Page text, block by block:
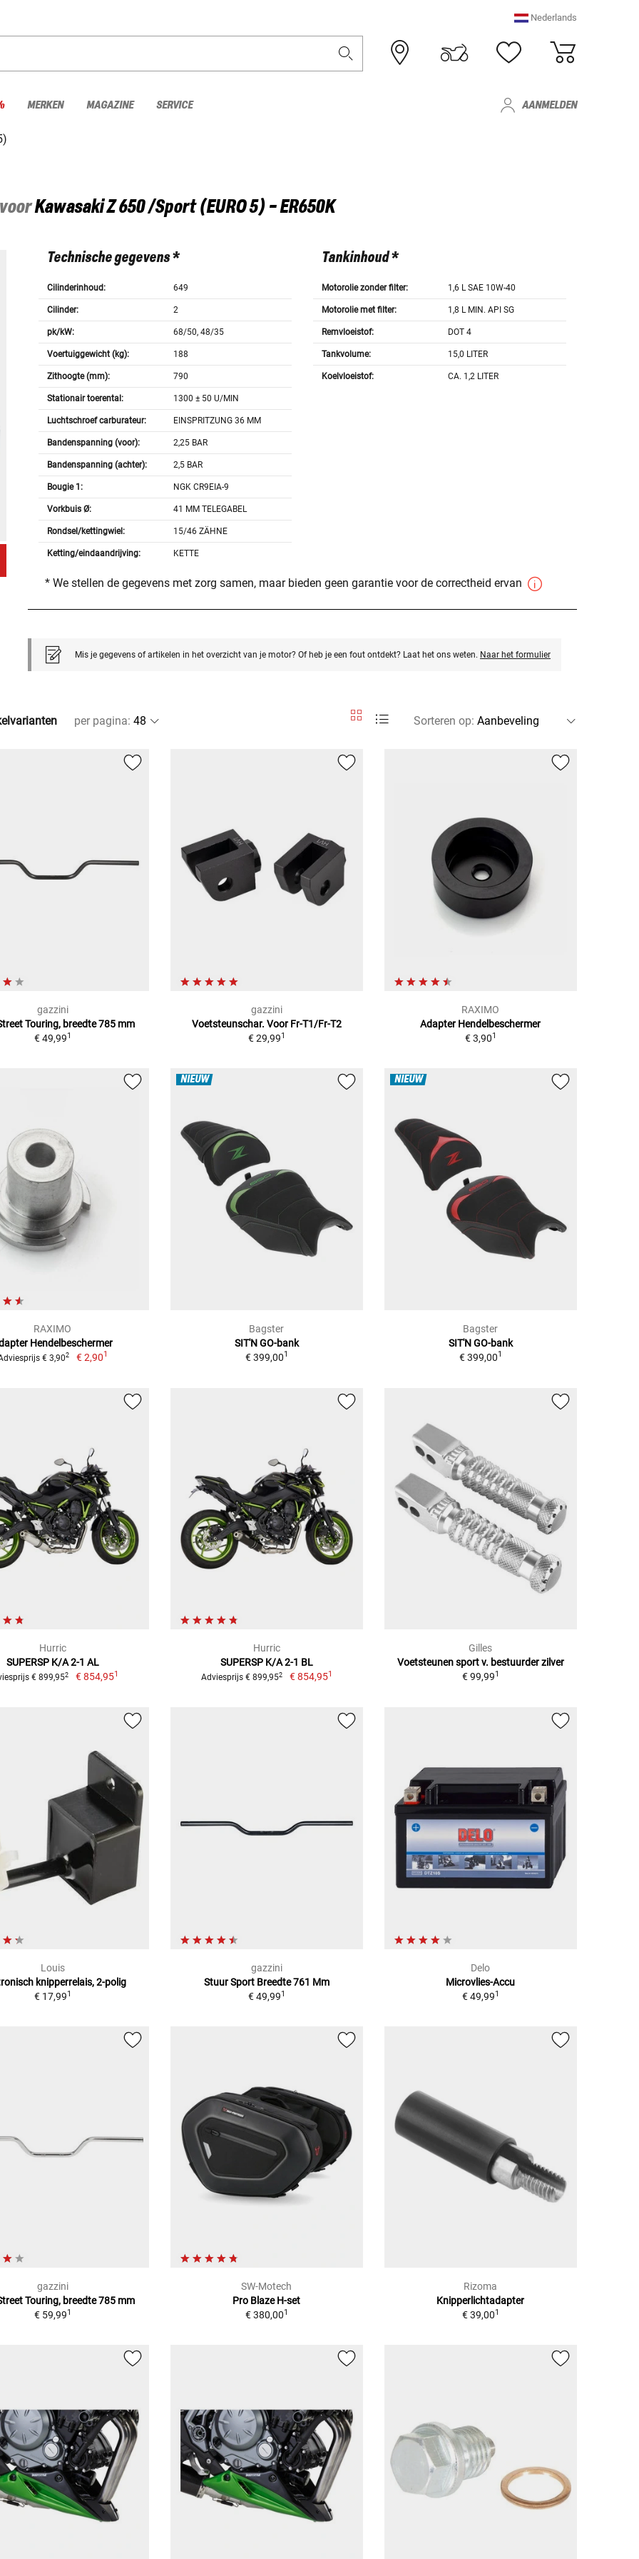
Nederlands
MERKEN MAGAZINE SERVICE AANMELDEN
KawasakiZ 650 /Sport (EURO 5) - ER650K
Technische gegevens *
Cilinderinhoud: 649
Cilinder: 2
pk/kW: 68/50, 48/35
Voertuiggewicht (kg): 188
Zithoogte (mm): 790
Stationair toerental: 1300 ± 50 U/MIN
Luchtschroef carburateur: EINSPRITZUNG 36 MM
Bandenspanning (voor): 2,25 BAR
Bandenspanning (achter): 2,5 BAR
Bougie 1: NGK CR9EIA-9
Vorkbuis Ø: 41 MM TELEGABEL
Rondsel/kettingwiel: 15/46 ZÄHNE
Ketting/eindaandrijving: KETTE
Tankinhoud *
Motorolie zonder filter: 1,6 L SAE 10W-40
Motorolie met filter: 1,8 L MIN. API SG
Remvloeistof: DOT 4
Tankvolume: 15,0 LITER
Koelvloeistof: CA. 1,2 LITER
* We stellen de gegevens met zorg samen, maar bieden geen garantie voor de correctheid ervan
Mis je gegevens of artikelen in het overzicht van je motor? Of heb je een fout ontdekt? Laat het ons weten. Naar het formulier
per pagina: Sorteren op:
gazzini
Touring, breedte 785 mm
€ 49,991
gazzini
Voetsteunschar. Voor Fr-T1/Fr-T2
€ 29,991
RAXIMO
Adapter Hendelbeschermer
€ 3,901
RAXIMO
Hendelbeschermer
€ 3,902 € 2,901
NIEUW
Bagster
SIT'N GO-bank
€ 399,001
NIEUW
Bagster
SIT'N GO-bank
€ 399,001
Hurric
SUPERSP K/A 2-1 AL
€ 899,952 € 854,951
Hurric
SUPERSP K/A 2-1 BL
Adviesprijs € 899,952 € 854,951
Gilles
Voetsteunen sport v. bestuurder zilver
€ 99,991
Louis
knipperrelais, 2-polig
€ 17,991
gazzini
Stuur Sport Breedte 761 Mm
€ 49,991
Delo
Microvlies-Accu
€ 49,991
gazzini
Touring, breedte 785 mm
€ 59,991
SW-Motech
Pro Blaze H-set
€ 380,001
Rizoma
Knipperlichtadapter
€ 39,001